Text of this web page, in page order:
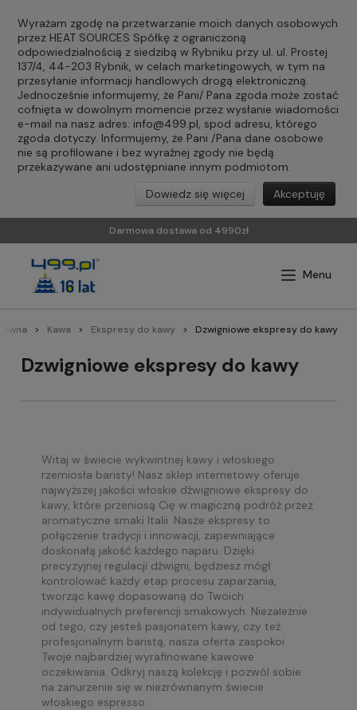
Wyrażam zgodę na przetwarzanie moich danych osobowych
przez HEAT SOURCES Spółkę z ograniczoną
odpowiedzialnością z siedzibą w Rybniku przy ul. ul. Prostej
137/4, 44-203 Rybnik, w celach marketingowych, w tym na
przesyłanie informacji handlowych drogą elektroniczną.
Jednocześnie informujemy, że Pani/ Pana zgoda może zostać
cofnięta w dowolnym momencie przez wysłanie wiadomości
e-mail na nasz adres: info@499.pl, spod adresu, którego
zgoda dotyczy. Informujemy, że Pani /Pana dane osobowe
nie są profilowane i bez wyraźnej zgody nie będą
przekazywane ani udostępniane innym podmiotom.
Akceptuję
Dowiedz się więcej
Darmowa dostawa od 4990zł
Kawa Ekspresy do kawy Dzwigniowe ekspresy do kawy
Dzwigniowe ekspresy do kawy
Witaj w świecie wykwintnej kawy i włoskiego
rzemiosła baristy! Nasz sklep internetowy oferuje
najwyższej jakości włoskie dźwigniowe ekspresy do
kawy, które przeniosą Cię w magiczną podróż przez
aromatyczne smaki Italii. Nasze ekspresy to
połączenie tradycji i innowacji, zapewniające
doskonałą jakość każdego naparu. Dzięki
precyzyjnej regulacji dźwigni, będziesz mógł
kontrolować każdy etap procesu zaparzania,
tworząc kawę dopasowaną do Twoich
indywidualnych preferencji smakowych. Niezależnie
od tego, czy jesteś pasjonatem kawy, czy też
profesjonalnym baristą, nasza oferta zaspokoi
Twoje najbardziej wyrafinowane kawowe
oczekiwania. Odkryj naszą kolekcję i pozwól sobie
na zanurzenie się w niezrównanym świecie
włoskiego espresso.